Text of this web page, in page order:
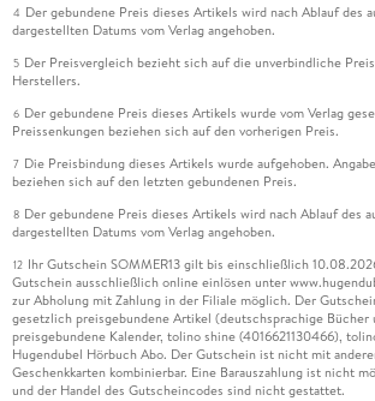
4 Der gebundene Preis dieses Artikels wird nach Ablauf des
dargestellten Datums vom Verlag angehoben.
5 Der Preisvergleich bezieht sich auf die unverbindliche
Herstellers.
6 Der gebundene Preis dieses Artikels wurde vom Verlag
Preissenkungen beziehen sich auf den vorherigen Preis.
7 Die Preisbindung dieses Artikels wurde aufgehoben.
beziehen sich auf den letzten gebundenen Preis.
8 Der gebundene Preis dieses Artikels wird nach Ablauf des
dargestellten Datums vom Verlag angehoben.
12 Ihr Gutschein SOMMER13 gilt bis einschließlich
Gutschein ausschließlich online einlösen unter
zur Abholung mit Zahlung in der Filiale möglich. Der
gesetzlich preisgebundene Artikel (deutschsprachige Bücher
preisgebundene Kalender, tolino shine (4016621130466),
Hugendubel Hörbuch Abo. Der Gutschein ist nicht mit
Geschenkkarten kombinierbar. Eine Barauszahlung ist nicht
und der Handel des Gutscheincodes sind nicht gestattet.